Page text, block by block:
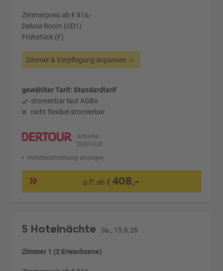
Zimmerpreis ab € 816,-
Deluxe Room (UD1)
Frühstück (F)
Zimmer & Verpflegung anpassen
gewählter Tarif: Standardtarif
stornierbar laut AGBs
nicht flexibel stornierbar
Anbieter:
DERTOUR
Hotelbeschreibung anzeigen
p.P. ab €408,-
5 Hotelnächte Sa., 15.8.26
Zimmer 1 (2 Erwachsene)